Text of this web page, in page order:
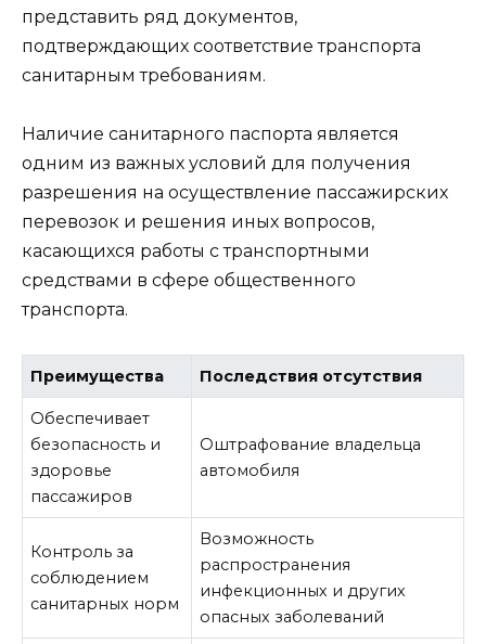
представить ряд документов,
подтверждающих соответствие транспорта
санитарным требованиям.
Наличие санитарного паспорта является
одним из важных условий для получения
разрешения на осуществление пассажирских
перевозок и решения иных вопросов,
касающихся работы с транспортными
средствами в сфере общественного
транспорта.
Преимущества Последствия отсутствия
Обеспечивает
безопасность и
здоровье
пассажиров
Оштрафование владельца
автомобиля
Контроль за
соблюдением
санитарных норм
Возможность
распространения
инфекционных и других
опасных заболеваний